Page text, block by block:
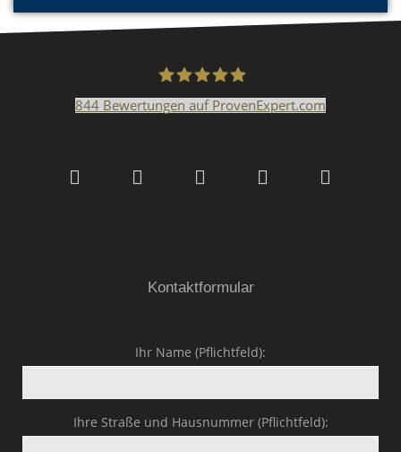
GmbH & Co.KG
844 Bewertungen auf ProvenExpert.com
Kontaktformular
Ihr Name (Pflichtfeld):
Ihre Straße und Hausnummer (Pflichtfeld):